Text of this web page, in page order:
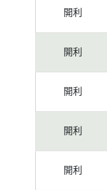
籤
開利
開利
開利
開利
開利